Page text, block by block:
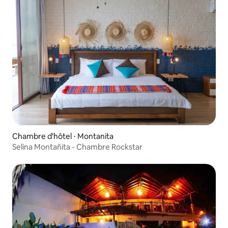
Chambre d'hôtel ⋅ Montanita
Selina Montañita - Chambre Rockstar